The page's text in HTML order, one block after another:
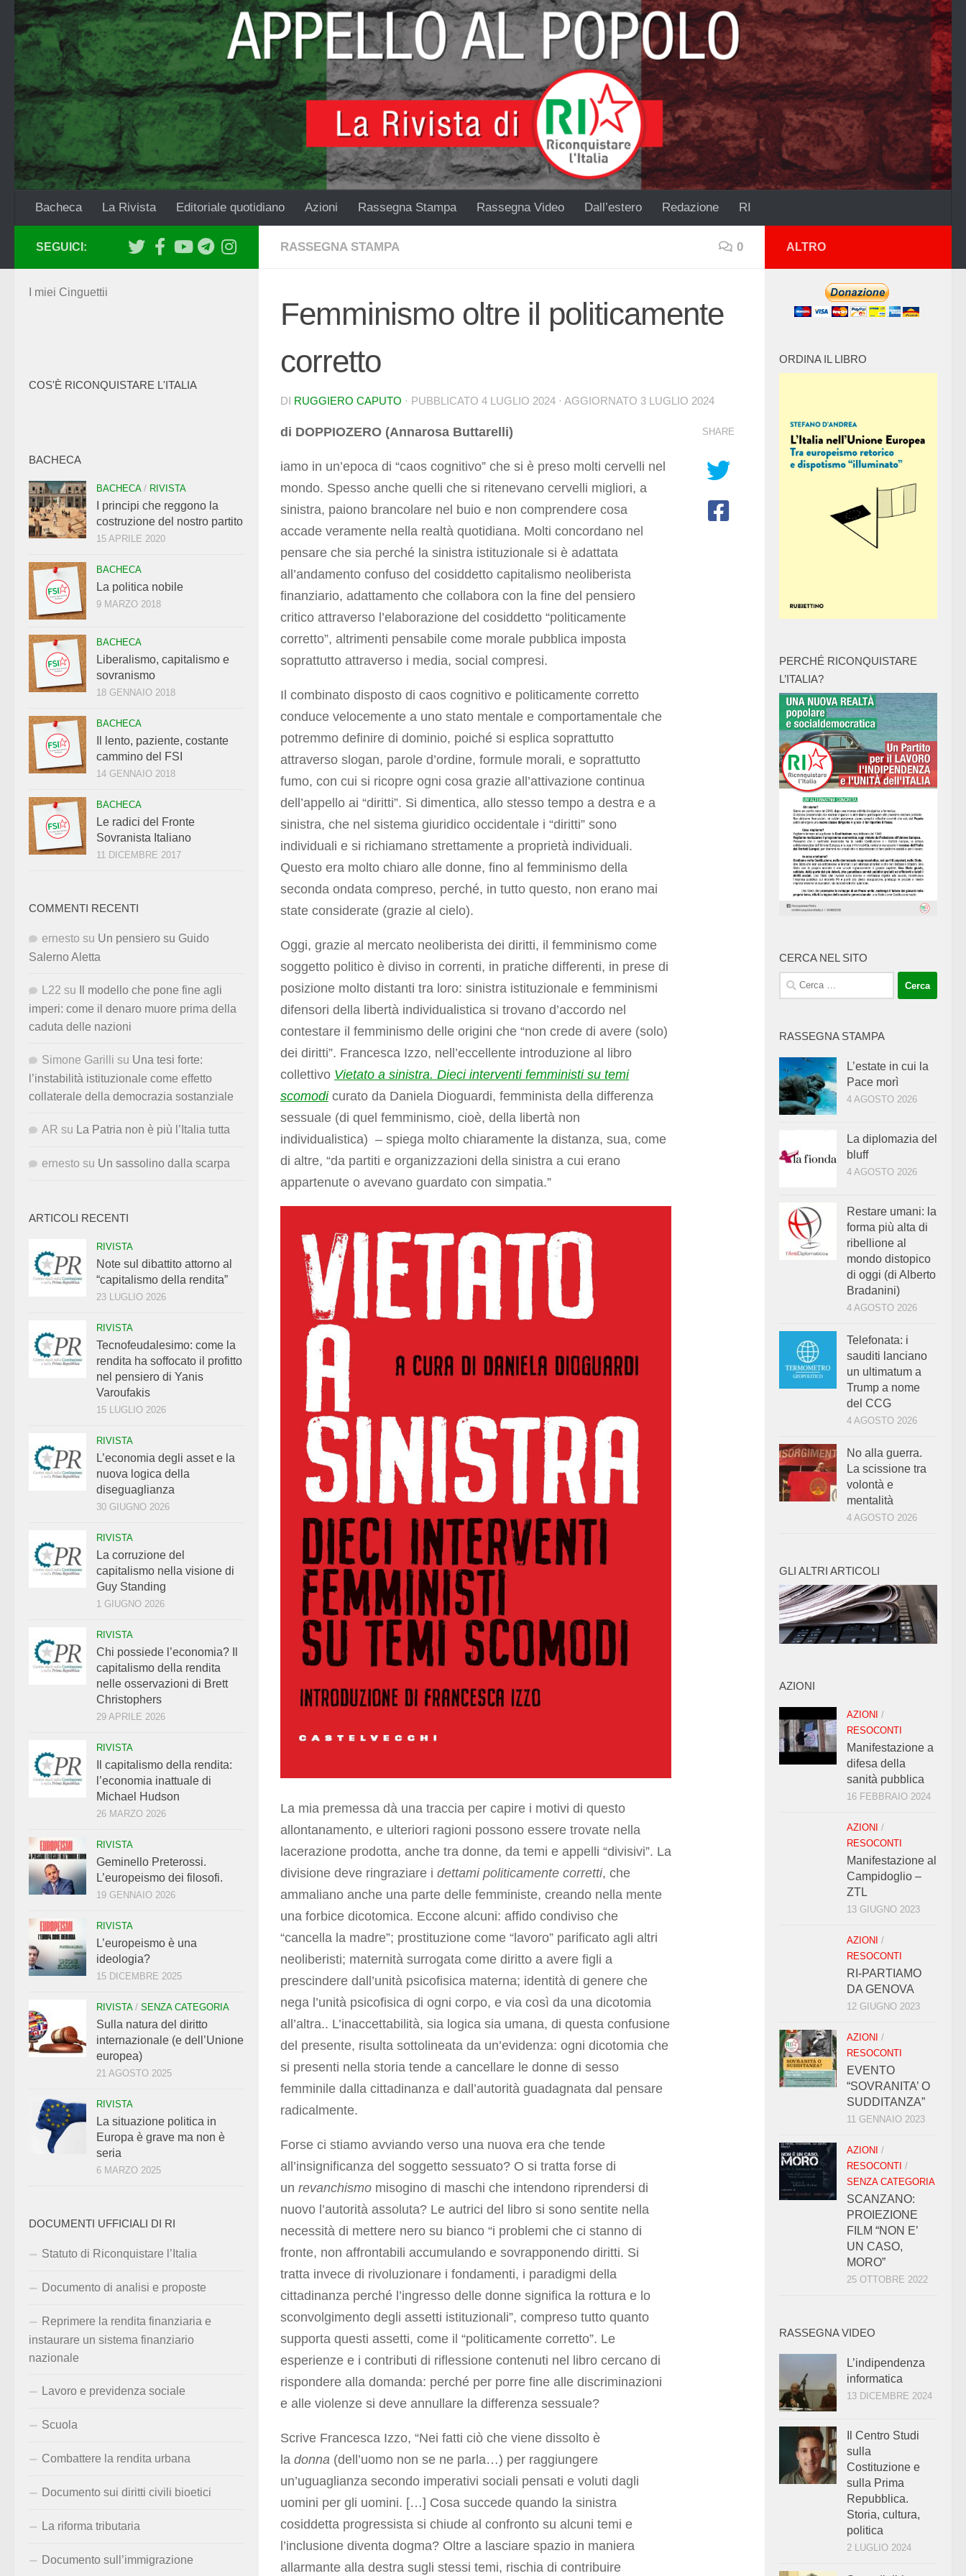
Salta al contenuto
Bacheca La Rivista Editoriale quotidiano Azioni Rassegna Stampa Rassegna Video Dall’estero Redazione RI
RASSEGNA STAMPA 0
Femminismo oltre il politicamente
corretto
DI RUGGIERO CAPUTO · PUBBLICATO 4 LUGLIO 2024 · AGGIORNATO 3 LUGLIO 2024
di DOPPIOZERO (Annarosa Buttarelli)
iamo in un’epoca di “caos cognitivo” che si è preso molti cervelli nel
mondo. Spesso anche quelli che si ritenevano cervelli migliori, a
sinistra, paiono brancolare nel buio e non comprendere cosa
accade veramente nella realtà quotidiana. Molti concordano nel
pensare che sia perché la sinistra istituzionale si è adattata
all’andamento confuso del cosiddetto capitalismo neoliberista
finanziario, adattamento che collabora con la fine del pensiero
critico attraverso l’elaborazione del cosiddetto “politicamente
corretto”, altrimenti pensabile come morale pubblica imposta
soprattutto attraverso i media, social compresi.
Il combinato disposto di caos cognitivo e politicamente corretto
conduce velocemente a uno stato mentale e comportamentale che
potremmo definire di dominio, poiché si esplica soprattutto
attraverso slogan, parole d’ordine, formule morali, e soprattutto
fumo, con cui si ricopre ogni cosa grazie all’attivazione continua
dell’appello ai “diritti”. Si dimentica, allo stesso tempo a destra e a
sinistra, che nel sistema giuridico occidentale i “diritti” sono
individuali e si richiamano strettamente a proprietà individuali.
Questo era molto chiaro alle donne, fino al femminismo della
seconda ondata compreso, perché, in tutto questo, non erano mai
state considerate (grazie al cielo).
Oggi, grazie al mercato neoliberista dei diritti, il femminismo come
soggetto politico è diviso in correnti, in pratiche differenti, in prese di
posizione molto distanti tra loro: sinistra istituzionale e femminismi
difensori della libertà individualistica si trovano d’accordo nel
contestare il femminismo delle origini che “non crede di avere (solo)
dei diritti”. Francesca Izzo, nell’eccellente introduzione al libro
collettivo Vietato a sinistra. Dieci interventi femministi su temi
scomodicurato da Daniela Dioguardi, femminista della differenza
sessuale (di quel femminismo, cioè, della libertà non
individualistica) – spiega molto chiaramente la distanza, sua, come
di altre, “da partiti e organizzazioni della sinistra a cui erano
appartenute o avevano guardato con simpatia.”
La mia premessa dà una traccia per capire i motivi di questo
allontanamento, e ulteriori ragioni possono essere trovate nella
lacerazione prodotta, anche tra donne, da temi e appelli “divisivi”. La
divisione deve ringraziare i dettami politicamente corretti, che
ammaliano anche una parte delle femministe, creando nella mente
una forbice dicotomica. Eccone alcuni: affido condiviso che
“cancella la madre”; prostituzione come “lavoro” parificato agli altri
neoliberisti; maternità surrogata come diritto a avere figli a
prescindere dall’unità psicofisica materna; identità di genere che
nega l’unità psicofisica di ogni corpo, e via così da una dicotomia
all’altra.. L’inaccettabilità, sia logica sia umana, di questa confusione
del presente, risulta sottolineata da un’evidenza: ogni dicotomia che
si presenti nella storia tende a cancellare le donne di sesso
femminile dalla cittadinanza e dall’autorità guadagnata dal pensare
radicalmente.
Forse ci stiamo avviando verso una nuova era che tende
all’insignificanza del soggetto sessuato? O si tratta forse di
un revanchismo misogino di maschi che intendono riprendersi di
nuovo l’autorità assoluta? Le autrici del libro si sono sentite nella
necessità di mettere nero su bianco “i problemi che ci stanno di
fronte, non affrontabili accumulando e sovrapponendo diritti. Si
tratta invece di rivoluzionare i fondamenti, i paradigmi della
cittadinanza perché l’ingresso delle donne significa la rottura e lo
sconvolgimento degli assetti istituzionali”, compreso tutto quanto
supporta questi assetti, come il “politicamente corretto”. Le
esperienze e i contributi di riflessione contenuti nel libro cercano di
rispondere alla domanda: perché per porre fine alle discriminazioni
e alle violenze si deve annullare la differenza sessuale?
Scrive Francesca Izzo, “Nei fatti ciò che viene dissolto è
la donna (dell’uomo non se ne parla…) per raggiungere
un’uguaglianza secondo imperativi sociali pensati e voluti dagli
uomini per gli uomini. […] Cosa succede quando la sinistra
cosiddetta progressista si chiude al confronto su alcuni temi e
l’inclusione diventa dogma? Oltre a lasciare spazio in maniera
allarmante alla destra sugli stessi temi, rischia di contribuire
SHARE
SEGUICI:
I miei Cinguettii
COS'È RICONQUISTARE L'ITALIA
BACHECA
BACHECA/ RIVISTA
I principi che reggono la
costruzione del nostro partito
15 APRILE 2020
BACHECA
La politica nobile
9 MARZO 2018
BACHECA
Liberalismo, capitalismo e
sovranismo
18 GENNAIO 2018
BACHECA
Il lento, paziente, costante
cammino del FSI
14 GENNAIO 2018
BACHECA
Le radici del Fronte
Sovranista Italiano
11 DICEMBRE 2017
COMMENTI RECENTI
ernesto su Un pensiero su Guido
Salerno Aletta
L22 su
Il modello che pone fine agli
imperi: come il denaro muore prima della
caduta delle nazioni
Simone Garilli su Una tesi forte:
l’instabilità istituzionale come effetto
collaterale della democrazia sostanziale
AR su La Patria non è più l’Italia tutta
ernesto su Un sassolino dalla scarpa
ARTICOLI RECENTI
RIVISTA
Note sul dibattito attorno al
“capitalismo della rendita”
23 LUGLIO 2026
RIVISTA
Tecnofeudalesimo: come la
rendita ha soffocato il profitto
nel pensiero di Yanis
Varoufakis
15 LUGLIO 2026
RIVISTA
L’economia degli asset e la
nuova logica della
diseguaglianza
30 GIUGNO 2026
RIVISTA
La corruzione del
capitalismo nella visione di
Guy Standing
1 GIUGNO 2026
RIVISTA
Chi possiede l’economia? Il
capitalismo della rendita
nelle osservazioni di Brett
Christophers
29 APRILE 2026
RIVISTA
Il capitalismo della rendita:
l’economia inattuale di
Michael Hudson
26 MARZO 2026
RIVISTA
Geminello Preterossi.
L’europeismo dei filosofi.
19 GENNAIO 2026
RIVISTA
L’europeismo è una
ideologia?
15 DICEMBRE 2025
RIVISTA/ SENZA CATEGORIA
Sulla natura del diritto
internazionale (e dell’Unione
europea)
21 AGOSTO 2025
RIVISTA
La situazione politica in
Europa è grave ma non è
seria
6 MARZO 2025
DOCUMENTI UFFICIALI DI RI
Statuto di Riconquistare l’Italia
Documento di analisi e proposte
Reprimere la rendita finanziaria e
instaurare un sistema finanziario
nazionale
Lavoro e previdenza sociale
Scuola
Combattere la rendita urbana
Documento sui diritti civili bioetici
La riforma tributaria
Documento sull’immigrazione
ALTRO
ORDINA IL LIBRO
PERCHÉ RICONQUISTARE
L’ITALIA?
CERCA NEL SITO
Ricerca
per:
RASSEGNA STAMPA
L’estate in cui la
Pace morì
4 AGOSTO 2026
La diplomazia del
bluff
4 AGOSTO 2026
Restare umani: la
forma più alta di
ribellione al
mondo distopico
di oggi (di Alberto
Bradanini)
4 AGOSTO 2026
Telefonata: i
sauditi lanciano
un ultimatum a
Trump a nome
del CCG
4 AGOSTO 2026
No alla guerra.
La scissione tra
volontà e
mentalità
4 AGOSTO 2026
GLI ALTRI ARTICOLI
AZIONI
AZIONI /
RESOCONTI
Manifestazione a
difesa della
sanità pubblica
16 FEBBRAIO 2024
AZIONI /
RESOCONTI
Manifestazione al
Campidoglio –
ZTL
13 GIUGNO 2023
AZIONI /
RESOCONTI
RI-PARTIAMO
DA GENOVA
12 GIUGNO 2023
AZIONI /
RESOCONTI
EVENTO
“SOVRANITA’ O
SUDDITANZA”
11 GENNAIO 2023
AZIONI /
RESOCONTI /
SENZA CATEGORIA
SCANZANO:
PROIEZIONE
FILM “NON E’
UN CASO,
MORO”
25 OTTOBRE 2022
RASSEGNA VIDEO
L’indipendenza
informatica
13 DICEMBRE 2024
Il Centro Studi
sulla
Costituzione e
sulla Prima
Repubblica.
Storia, cultura,
politica
2 LUGLIO 2024